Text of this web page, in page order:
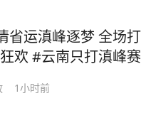
梦 全场打跳 以歌舞赴盛会 石林大三弦点燃
南只打滇峰赛 #云南省第十七届运动会 #滇风
1小时前